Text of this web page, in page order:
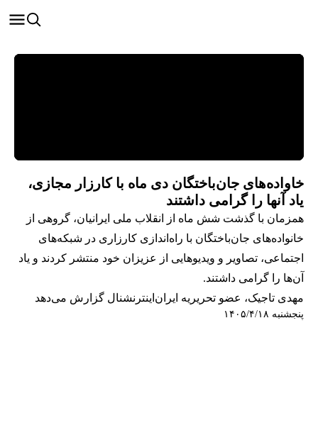
خاواده‌های جان‌باختگان دی ماه با کارزار مجازی،
یاد آنها را گرامی داشتند
همزمان با گذشت شش ماه از انقلاب ملی ایرانیان، گروهی از
خانواده‌های جان‌باختگان با راه‌اندازی کارزاری در شبکه‌های
اجتماعی، تصاویر و ویدیوهایی از عزیزان خود منتشر کردند و یاد
آن‌ها را گرامی داشتند.
مهدی تاجیک، عضو تحریریه ایران‌اینترنشنال گزارش می‌دهد
پنجشنبه ۱۴۰۵/۴/۱۸